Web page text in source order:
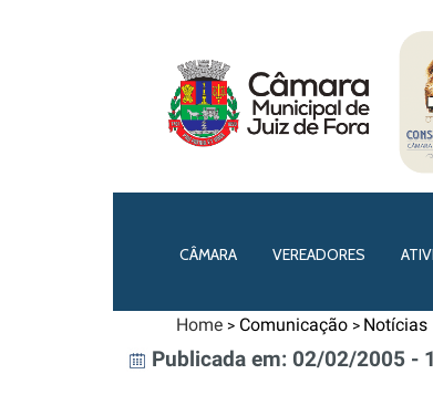
CÂMARA VEREADORES
Home > Comunicação > Notícias
Publicada em: 02/02/2005 -